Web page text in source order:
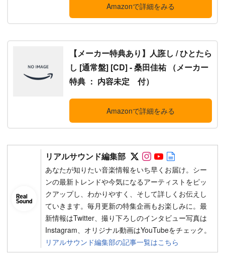
Amazonで詳細をみる
【メーカー特典あり】人誑し / ひとたら
し [通常盤] [CD] - 桑田佳祐 （メーカー
特典 ： 内容未定 付）
Amazonで詳細をみる
リアルサウンド編集部 Follow on SNS
Follow on SNS
Follow on
あなたが知りたい音楽情報をいち早くお届け。シー
ンの最新トレンドや今気になるアーティストをピッ
クアップし、わかりやすく、そして詳しくお伝えし
ていきます。毎月更新の特集企画もお楽しみに。最
新情報はTwitter、撮り下ろしのインタビュー写真は
Instagram、オリジナル動画はYouTubeをチェック。
リアルサウンド編集部の記事一覧はこちら